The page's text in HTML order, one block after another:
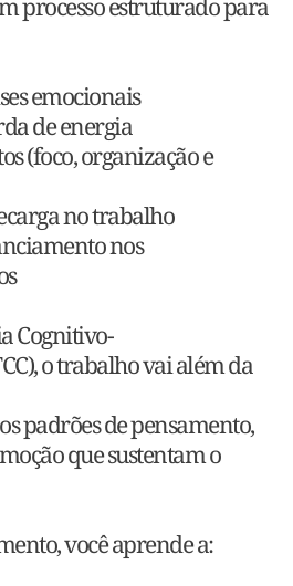
emocionais
de energia
(foco, organização e
no trabalho
nos
Cognitivo-
o trabalho vai além da
padrões de pensamento,
que sustentam o
você aprende a: